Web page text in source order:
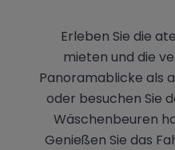
Erleben Sie die
mieten und die
Panoramablicke als
oder besuchen Sie
Wäschenbeuren
Genießen Sie das